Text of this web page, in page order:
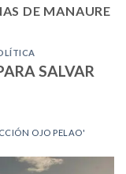
DE MANAURE
SALVAR
OJO PELAO'